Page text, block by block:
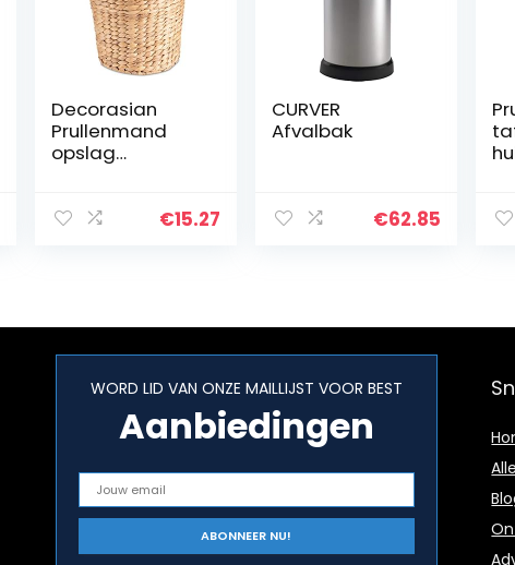
Decorasian
Prullenmand
opslag
afvalemmer€15.27
CURVER
Afvalbak
€62.85
WORD LID VAN ONZE MAILLIJST VOOR BEST
Aanbiedingen